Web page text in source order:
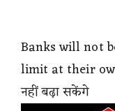
Banks will not
limit at their
नहीं बढ़ा सकेंगे